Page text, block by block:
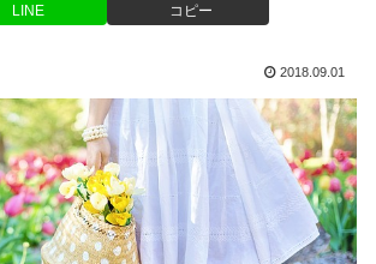
LINE コピー
2018.09.01